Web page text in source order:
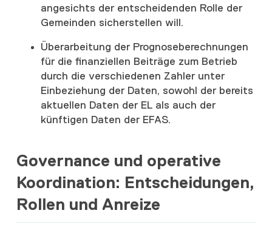
angesichts der entscheidenden Rolle der
Gemeinden sicherstellen will.
Überarbeitung der Prognoseberechnungen
für die finanziellen Beiträge zum Betrieb
durch die verschiedenen Zahler unter
Einbeziehung der Daten, sowohl der bereits
aktuellen Daten der EL als auch der
künftigen Daten der EFAS.
Governance und operative
Koordination: Entscheidungen,
Rollen und Anreize